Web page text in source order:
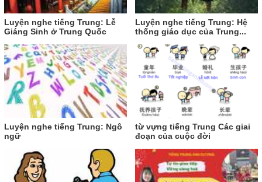
Luyện nghe tiếng Trung: Lễ
Giáng Sinh ở Trung Quốc
Luyện nghe tiếng Trung: Hệ
thống giáo dục của Trung...
Luyện nghe tiếng Trung: Ngô
ngữ
từ vựng tiếng Trung Các giai
đoạn của cuộc đời